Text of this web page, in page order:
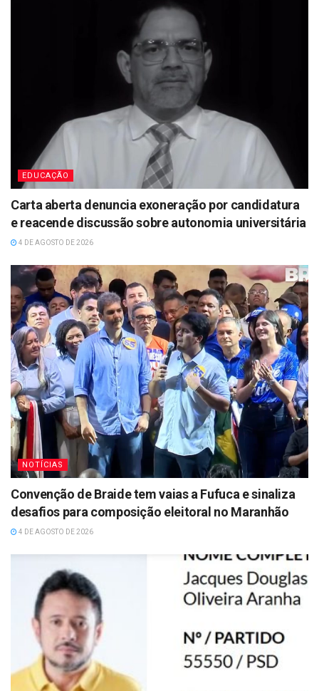
EDUCAÇÃO
Carta aberta denuncia exoneração por candidatura
e reacende discussão sobre autonomia universitária
4 DE AGOSTO DE 2026
NOTÍCIAS
Convenção de Braide tem vaias a Fufuca e sinaliza
desafios para composição eleitoral no Maranhão
4 DE AGOSTO DE 2026